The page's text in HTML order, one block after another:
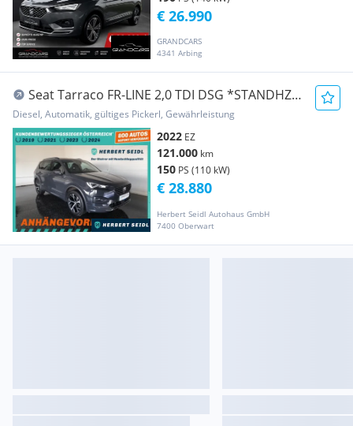
GRANDCARS
4341 Arbing
€ 26.990
Seat Tarraco FR-LINE 2,0 TDI DSG *STANDHZG
/ 19 ZOLL...
Diesel, Automatik, gültiges Pickerl, Gewährleistung
2022 EZ
121.000 km
150 PS (110 kW)
Herbert Seidl Autohaus GmbH
7400 Oberwart
€ 28.880